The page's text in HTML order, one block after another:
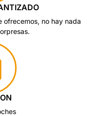
ofrecemos, no hay nada